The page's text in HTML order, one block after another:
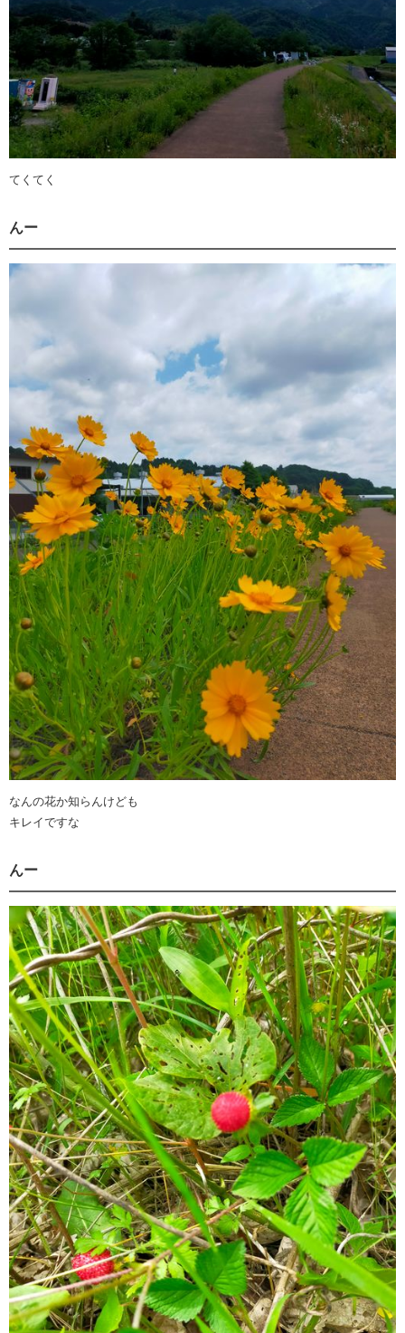
てくてく
んー
なんの花か知らんけども
キレイですな
んー